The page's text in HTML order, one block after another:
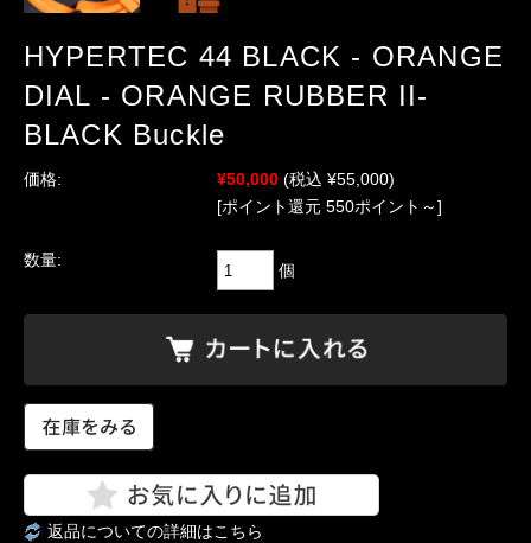
HYPERTEC 44 BLACK - ORANGE
DIAL - ORANGE RUBBER II-
BLACK Buckle
価格: ¥50,000 (税込 ¥55,000)
[ポイント還元 550ポイント～]
数量:
個
返品についての詳細はこちら